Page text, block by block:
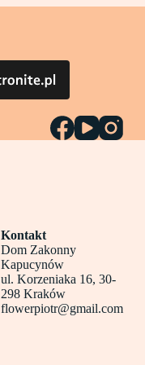
Kontakt
Dom Zakonny
Kapucynów
ul. Korzeniaka 16, 30-
298 Kraków
flowerpiotr@gmail.com